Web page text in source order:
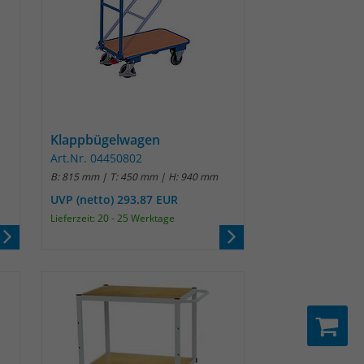
Klappbügelwagen
Art.Nr. 04450802
B: 815 mm | T: 450 mm | H: 940 mm
UVP (netto) 293.87 EUR
Lieferzeit: 20 - 25 Werktage